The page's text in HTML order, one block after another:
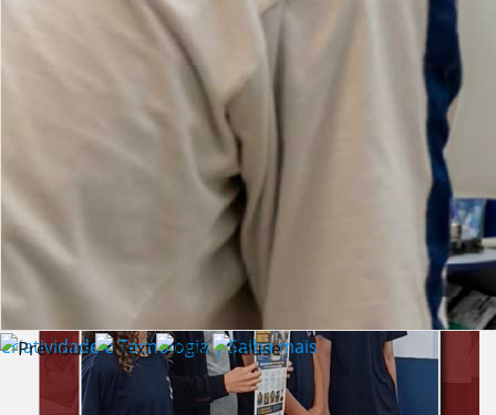
Criatividade e Tecnologia | Saiba mais